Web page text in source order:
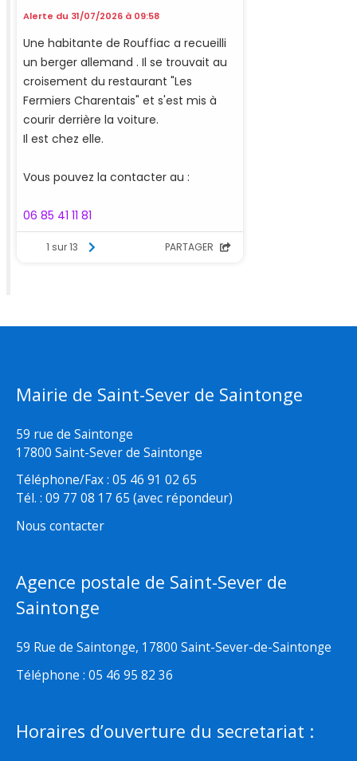
Mairie de Saint-Sever de Saintonge
59 rue de Saintonge
17800 Saint-Sever de Saintonge
Téléphone/Fax : 05 46 91 02 65
Tél. : 09 77 08 17 65 (avec répondeur)
Nous contacter
Agence postale de Saint-Sever de
Saintonge
59 Rue de Saintonge, 17800 Saint-Sever-de-Saintonge
Téléphone : 05 46 95 82 36
Horaires d’ouverture du secretariat :